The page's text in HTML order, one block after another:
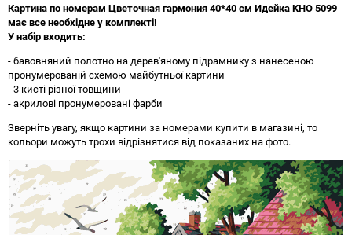
Картина по номерам Цветочная гармония 40*40 см Идейка KHO 5099
має все необхідне у комплекті!
У набір входить:
- бавовняний полотно на дерев'яному підрамнику з нанесеною
пронумерованій схемою майбутньої картини
- 3 кисті різної товщини
- акрилові пронумеровані фарби
Зверніть увагу, якщо картини за номерами купити в магазині, то
кольори можуть трохи відрізнятися від показаних на фото.